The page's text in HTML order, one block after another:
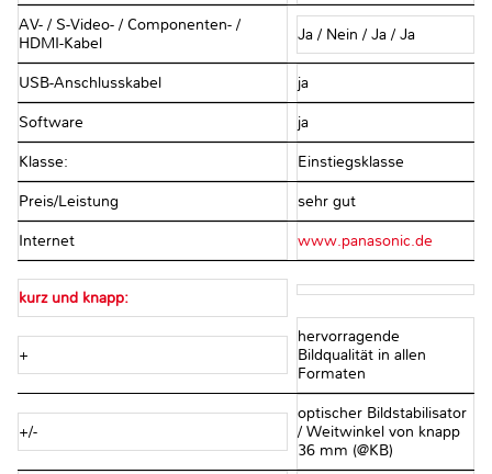
AV- / S-Video- / Componenten- /
HDMI-Kabel
Ja / Nein / Ja / Ja
USB-Anschlusskabel ja
Software ja
Klasse: Einstiegsklasse
Preis/Leistung sehr gut
Internet www.panasonic.de
kurz und knapp:
+
hervorragende
Bildqualität in allen
Formaten
+/-
optischer Bildstabilisator
/ Weitwinkel von knapp
36 mm (@KB)